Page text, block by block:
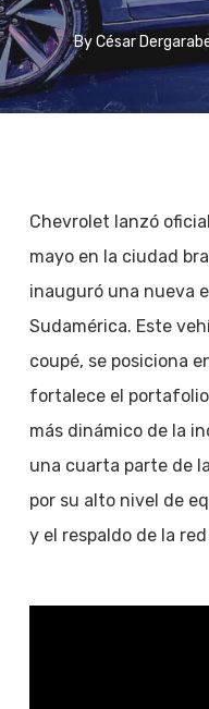
ByCésar
Chevrolet lanzó
mayo en la ciudad
inauguró una nueva
Sudamérica. Este
coupé, se posiciona
fortalece el
más dinámico de la
una cuarta parte de
por su alto nivel de
y el respaldo de la